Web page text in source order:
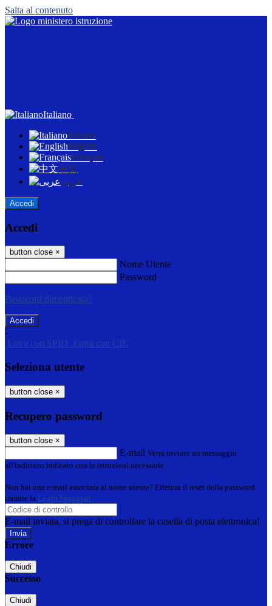
Salta al contenuto
Italiano
Italiano
English
Français
中文
عربى
Accedi
Accedi
button close ×
Nome Utente
Password
Password dimenticata?
-
Entra con SPID
Entra con CIE
Seleziona utente
button close ×
Recupero password
button close ×
E-mail Verrà inviato un messaggio
all'indirizzo indicato con le istruzioni necessarie.
Non hai una e-mail associata al nome utente? Effettua il reset della password
tramite la Login Spaggiari
E-mail inviata, si prega di controllare la casella di posta elettronica!
Errore
Chiudi
Successo
Chiudi